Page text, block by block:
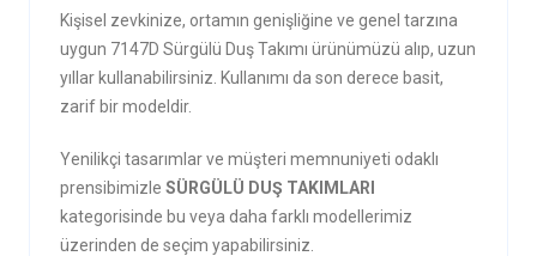
Kişisel zevkinize, ortamın genişliğine ve genel tarzına
uygun 7147D Sürgülü Duş Takımı ürünümüzü alıp, uzun
yıllar kullanabilirsiniz. Kullanımı da son derece basit,
zarif bir modeldir.
Yenilikçi tasarımlar ve müşteri memnuniyeti odaklı
prensibimizle SÜRGÜLÜ DUŞ TAKIMLARI
kategorisinde bu veya daha farklı modellerimiz
üzerinden de seçim yapabilirsiniz.